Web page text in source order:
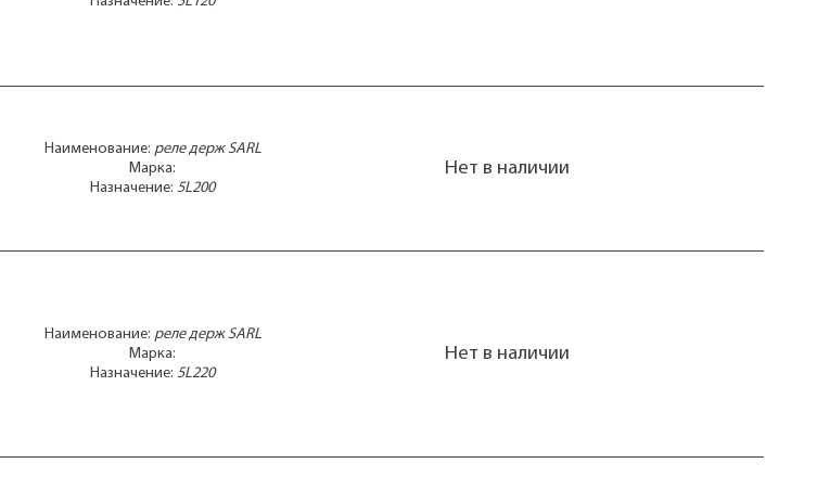
Наименование: реле держ SARL
Марка:
Назначение: 5L200
Нет в наличии
Наименование: реле держ SARL
Марка:
Назначение: 5L220
Нет в наличии